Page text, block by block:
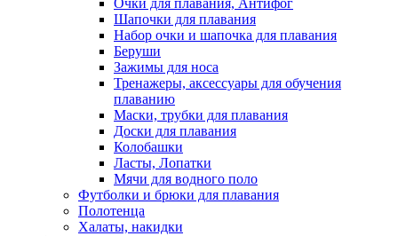
Очки для плавания, Антифог
Шапочки для плавания
Набор очки и шапочка для плавания
Беруши
Зажимы для носа
Тренажеры, аксессуары для обучения
плаванию
Маски, трубки для плавания
Доски для плавания
Колобашки
Ласты, Лопатки
Мячи для водного поло
Футболки и брюки для плавания
Полотенца
Халаты, накидки